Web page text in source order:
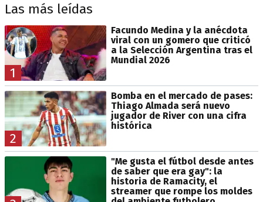
Las más leídas
1
Facundo Medina y la anécdota
viral con un gomero que criticó
a la Selección Argentina tras el
Mundial 2026
2
Bomba en el mercado de pases:
Thiago Almada será nuevo
jugador de River con una cifra
histórica
"Me gusta el fútbol desde antes
de saber que era gay": la
historia de Ramacity, el
streamer que rompe los moldes